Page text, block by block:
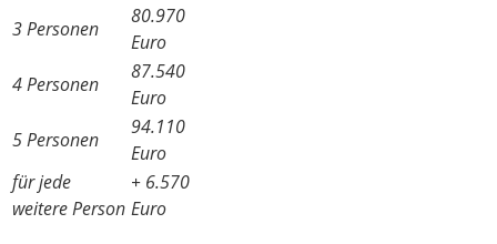
3 Personen
80.970
Euro
4 Personen
87.540
Euro
5 Personen
94.110
Euro
für jede
weitere Person
+ 6.570
Euro